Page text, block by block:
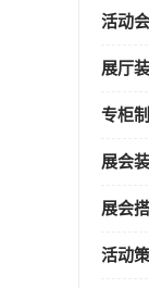
活动
展厅
专柜
展会
展会
活动